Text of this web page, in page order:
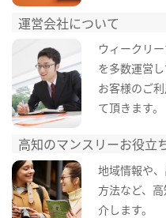
運営会社について
ウィークリ
を多数運営し
お客様のご
て頂きます。
高知のマンスリーお役立
地域情報や
方法など、
介します。